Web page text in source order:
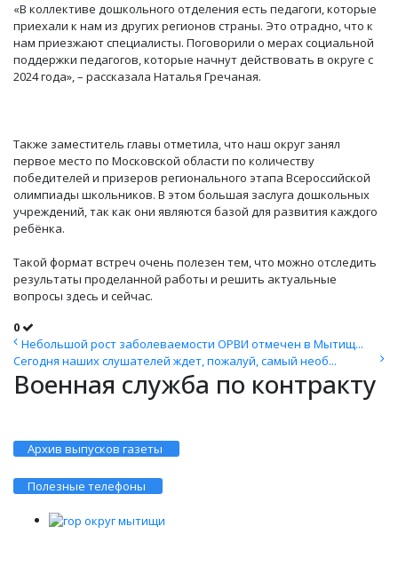
«В коллективе дошкольного отделения есть педагоги, которые
приехали к нам из других регионов страны. Это отрадно, что к
нам приезжают специалисты. Поговорили о мерах социальной
поддержки педагогов, которые начнут действовать в округе с
2024 года», – рассказала Наталья Гречаная.
Также заместитель главы отметила, что наш округ занял
первое место по Московской области по количеству
победителей и призеров регионального этапа Всероссийской
олимпиады школьников. В этом большая заслуга дошкольных
учреждений, так как они являются базой для развития каждого
ребёнка.
Такой формат встреч очень полезен тем, что можно отследить
результаты проделанной работы и решить актуальные
вопросы здесь и сейчас.
0
Небольшой рост заболеваемости ОРВИ отмечен в Мытищ...
Сегодня наших слушателей ждет, пожалуй, самый необ...
Военная служба по контракту
Архив выпусков газеты
Полезные телефоны